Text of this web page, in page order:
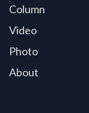
Column
Video
Photo
About